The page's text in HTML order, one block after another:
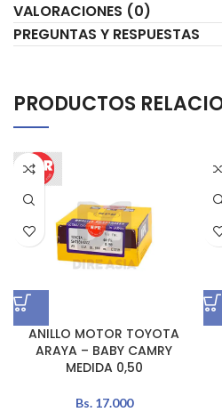
VALORACIONES (0)
PREGUNTAS Y RESPUESTAS
PRODUCTOS
ANILLO MOTOR TOYOTA
ARAYA – BABY CAMRY
MEDIDA 0,50
Bs.17.000